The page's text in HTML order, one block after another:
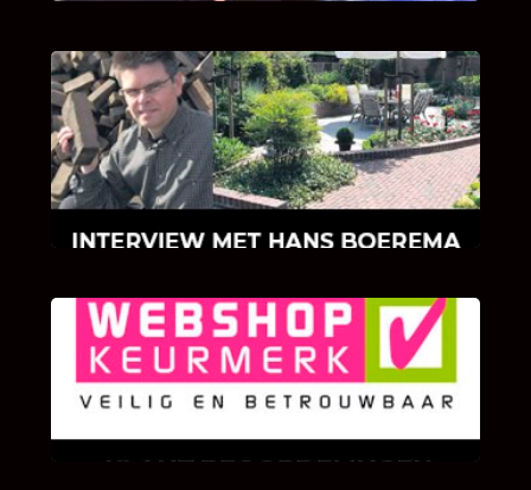
INTERVIEW MET HANS BOEREMA
Hoe Bricks and Stones ontstaan is en wat
Hans Boerema motiveert in de wereld van
klinkers en tegels!
KLANT BEOORDELINGEN
We zijn er zeer op gesteld om te weten wat u
als klant van ons en onze diensten vindt.